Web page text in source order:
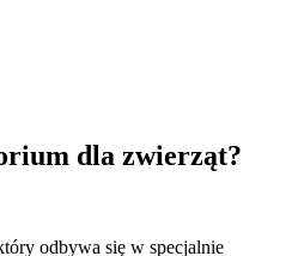
dla zwierząt?
odbywa się w specjalnie